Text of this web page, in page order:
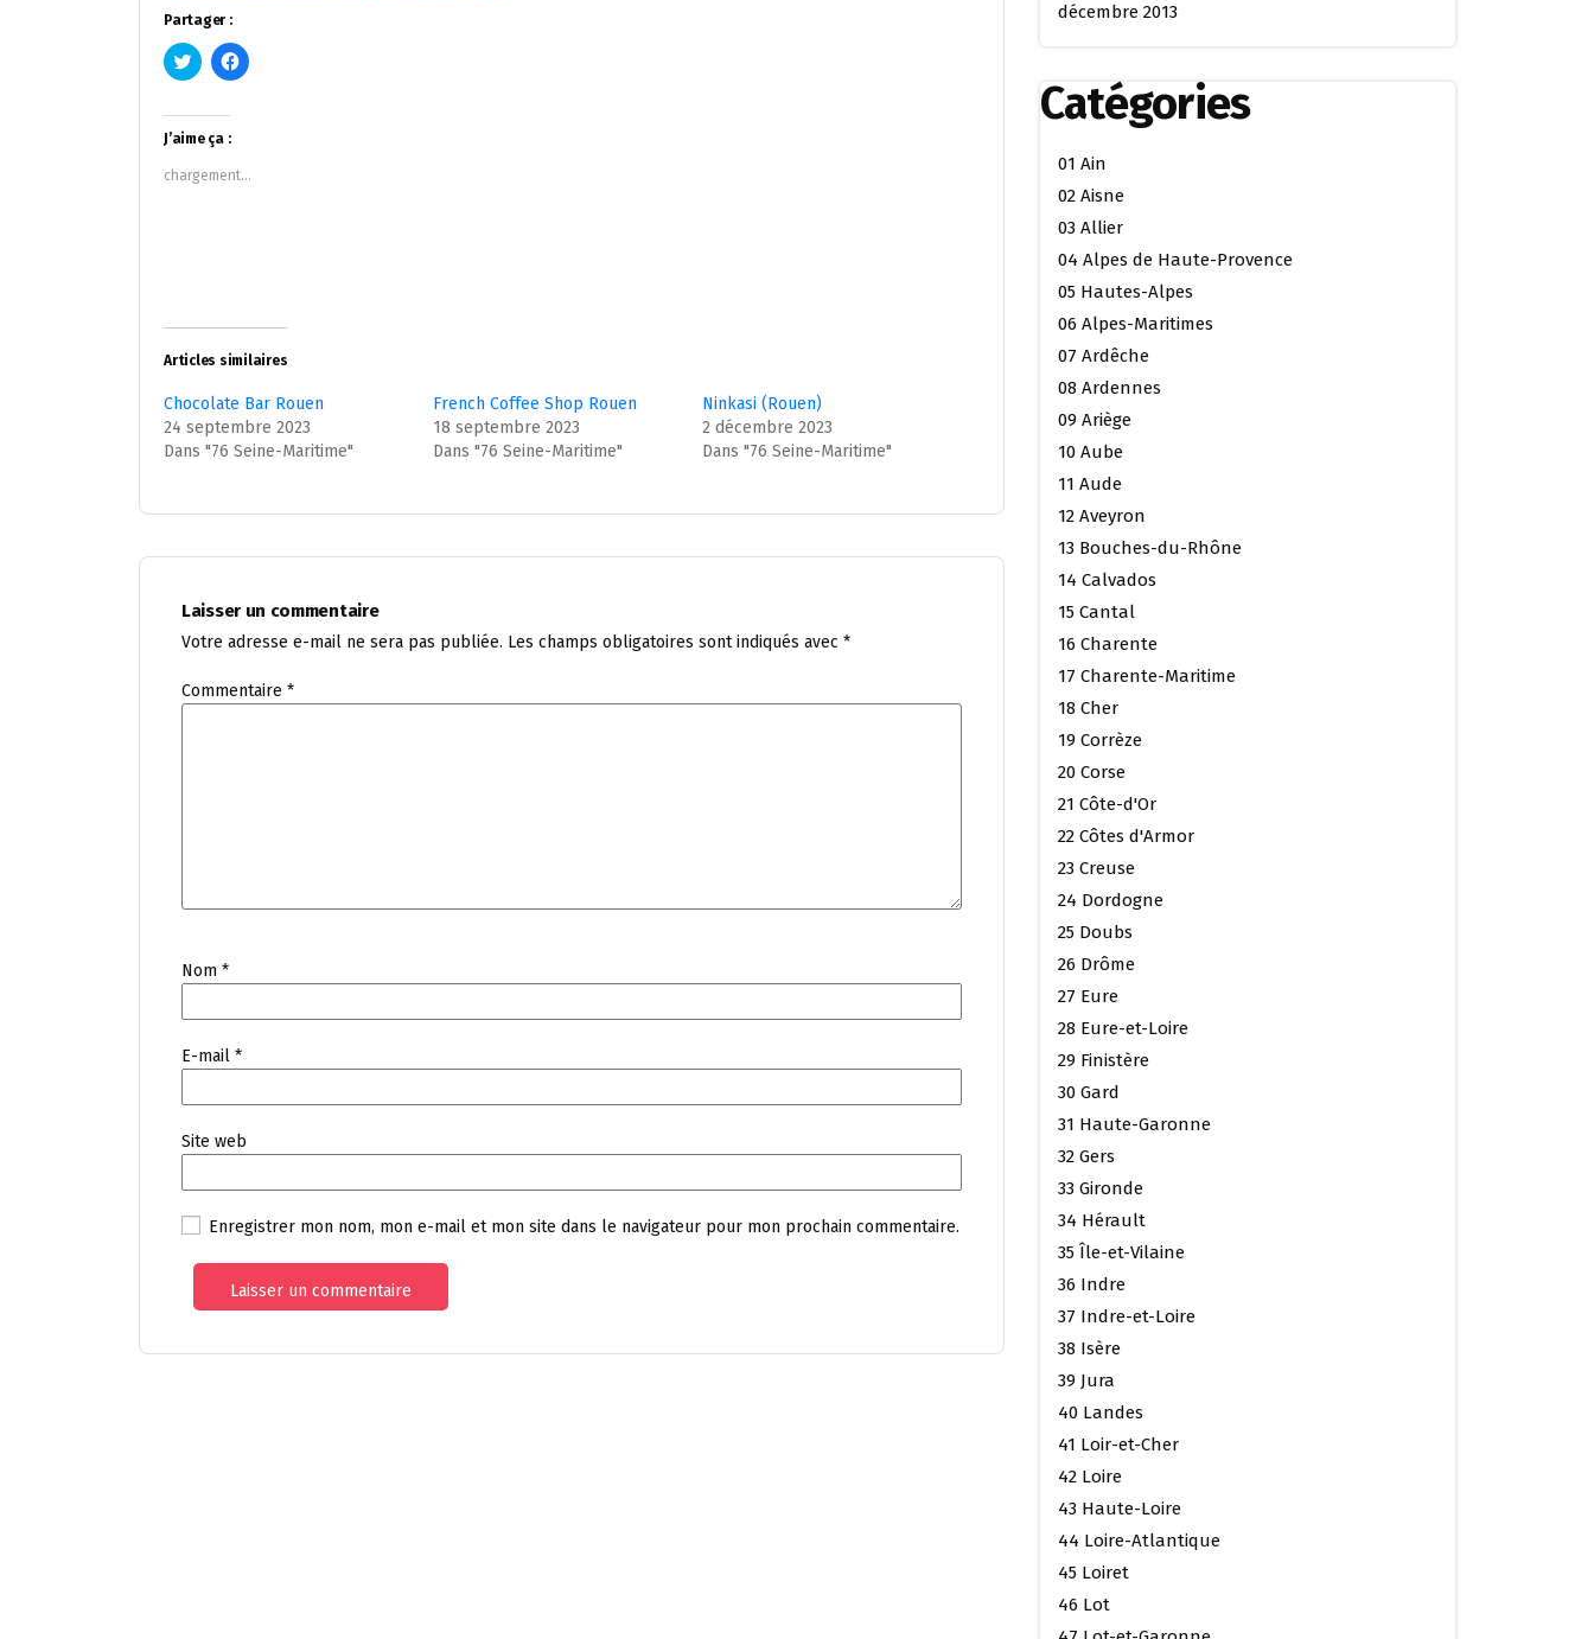
Partager :
Cliquez
pour
Twitter(ouvre
dans
une
nouvelle
fenêtre)
Cliquez
pour
fenêtre)
J’aime ça :
chargement…
Articles similaires
Chocolate Bar Rouen
24 septembre 2023
Dans "76 Seine-Maritime"
French Coffee Shop Rouen
18 septembre 2023
Dans "76 Seine-Maritime"
Ninkasi (Rouen)
2 décembre 2023
Dans "76 Seine-Maritime"
Laisser un commentaire
Votre adresse e-mail ne sera pas publiée. Les champs obligatoires sont indiqués avec *
Commentaire *
Nom *
E-mail *
Site web
Enregistrer mon nom, mon e-mail et mon site dans le navigateur pour mon prochain commentaire.
décembre 2013
Catégories
01 Ain
02 Aisne
03 Allier
04 Alpes de Haute-Provence
05 Hautes-Alpes
06 Alpes-Maritimes
07 Ardêche
08 Ardennes
09 Ariège
10 Aube
11 Aude
12 Aveyron
13 Bouches-du-Rhône
14 Calvados
15 Cantal
16 Charente
17 Charente-Maritime
18 Cher
19 Corrèze
20 Corse
21 Côte-d'Or
22 Côtes d'Armor
23 Creuse
24 Dordogne
25 Doubs
26 Drôme
27 Eure
28 Eure-et-Loire
29 Finistère
30 Gard
31 Haute-Garonne
32 Gers
33 Gironde
34 Hérault
35 Île-et-Vilaine
36 Indre
37 Indre-et-Loire
38 Isère
39 Jura
40 Landes
41 Loir-et-Cher
42 Loire
43 Haute-Loire
44 Loire-Atlantique
45 Loiret
46 Lot